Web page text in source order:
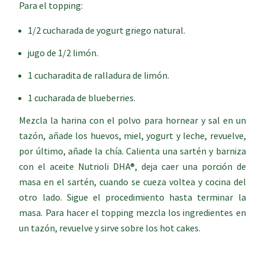
Para el topping:
1/2 cucharada de yogurt griego natural.
jugo de 1/2 limón.
1 cucharadita de ralladura de limón.
1 cucharada de blueberries.
Mezcla la harina con el polvo para hornear y sal en un
tazón, añade los huevos, miel, yogurt y leche, revuelve,
por último, añade la chía. Calienta una sartén y barniza
con el aceite Nutrioli DHA®, deja caer una porción de
masa en el sartén, cuando se cueza voltea y cocina del
otro lado. Sigue el procedimiento hasta terminar la
masa. Para hacer el topping mezcla los ingredientes en
un tazón, revuelve y sirve sobre los hot cakes.